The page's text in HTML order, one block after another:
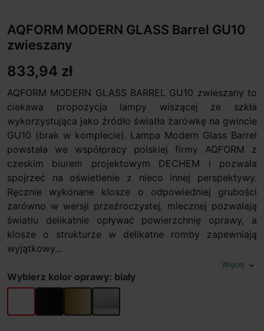
AQFORM MODERN GLASS Barrel GU10
zwieszany
833,94 zł
AQFORM MODERN GLASS BARREL GU10 zwieszany to
ciekawa propozycja lampy wiszącej ze szkła
wykorzystująca jako źródło światła żarówkę na gwincie
GU10 (brak w komplecie). Lampa Modern Glass Barrel
powstała we współpracy polskiej firmy AQFORM z
czeskim biurem projektowym DECHEM i pozwala
spojrzeć na oświetlenie z nieco innej perspektywy.
Ręcznie wykonane klosze o odpowiedniej grubości
zarówno w wersji przeźroczystej, mlecznej pozwalają
światłu delikatnie opływać powierzchnię oprawy, a
klosze o strukturze w delikatne romby zapewniają
wyjątkowy...
Więcej expand_more
Wybierz kolor oprawy: biały
biały czarnyzłoty szary